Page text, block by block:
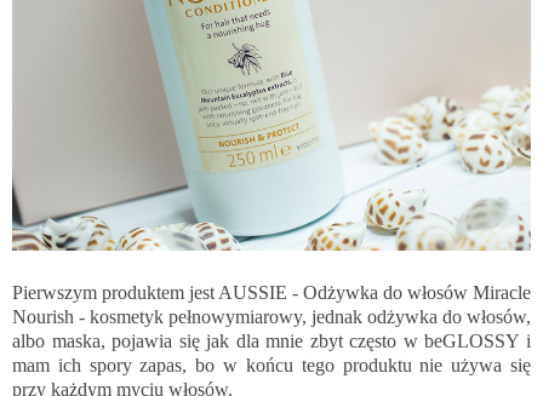
Pierwszym produktem jest AUSSIE - Odżywka do włosów Miracle
Nourish - kosmetyk pełnowymiarowy, jednak odżywka do włosów,
albo maska, pojawia się jak dla mnie zbyt często w beGLOSSY i
mam ich spory zapas, bo w końcu tego produktu nie używa się
przy każdym myciu włosów.